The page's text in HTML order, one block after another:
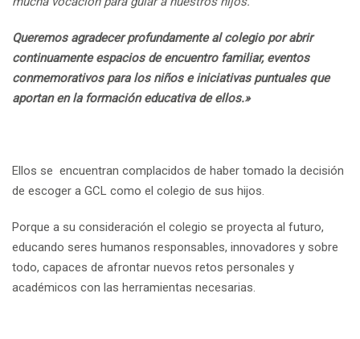
Queremos agradecer profundamente al colegio por abrir
continuamente espacios de encuentro familiar, eventos
conmemorativos para los niños e iniciativas puntuales que
aportan en la formación educativa de ellos.»
Ellos se encuentran complacidos de haber tomado la decisión
de escoger a GCL como el colegio de sus hijos.
Porque a su consideración el colegio se proyecta al futuro,
educando seres humanos responsables, innovadores y sobre
todo, capaces de afrontar nuevos retos personales y
académicos con las herramientas necesarias.